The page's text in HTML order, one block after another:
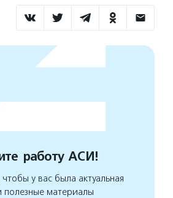
работу АСИ!
у вас была актуальная
материалы